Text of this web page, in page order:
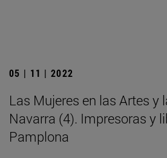
05 | 11 | 2022
Las Mujeres en las Artes y
Navarra (4). Impresoras y
Pamplona